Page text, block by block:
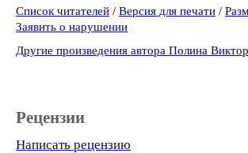
Список читателей / Версия для печати /
Заявить о нарушении
Другие произведения автора Полина
Рецензии
Написать рецензию